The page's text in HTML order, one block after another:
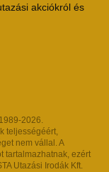
akciókról és
2026.
teljességéért,
nem vállal. A
tartalmazhatnak, ezért
Utazási Irodák Kft.